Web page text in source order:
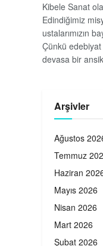
Kibele Sanat
Edindiğimiz
ustalarımızın
Çünkü edebiyat
devasa bir
Arşivler
Ağustos
Temmuz
Haziran
Mayıs 2026
Nisan 2026
Mart 2026
Şubat 2026